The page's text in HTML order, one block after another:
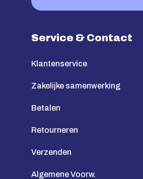
Service & Contact
Klantenservice
Zakelijke samenwerking
Betalen
Retourneren
Verzenden
Algemene Voorw.